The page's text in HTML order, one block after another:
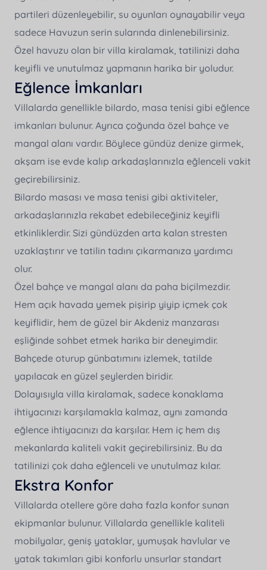
partileri düzenleyebilir, su oyunları oynayabilir veya
sadece Havuzun serin sularında dinlenebilirsiniz.
Özel havuzu olan bir villa kiralamak, tatilinizi daha
keyifli ve unutulmaz yapmanın harika bir yoludur.
Eğlence İmkanları
Villalarda genellikle bilardo, masa tenisi gibi eğlence
imkanları bulunur. Ayrıca çoğunda özel bahçe ve
mangal alanı vardır. Böylece gündüz denize girmek,
akşam ise evde kalıp arkadaşlarınızla eğlenceli vakit
geçirebilirsiniz.
Bilardo masası ve masa tenisi gibi aktiviteler,
arkadaşlarınızla rekabet edebileceğiniz keyifli
etkinliklerdir. Sizi gündüzden arta kalan stresten
uzaklaştırır ve tatilin tadını çıkarmanıza yardımcı
olur.
Özel bahçe ve mangal alanı da paha biçilmezdir.
Hem açık havada yemek pişirip yiyip içmek çok
keyiflidir, hem de güzel bir Akdeniz manzarası
eşliğinde sohbet etmek harika bir deneyimdir.
Bahçede oturup günbatımını izlemek, tatilde
yapılacak en güzel şeylerden biridir.
Dolayısıyla villa kiralamak, sadece konaklama
ihtiyacınızı karşılamakla kalmaz, aynı zamanda
eğlence ihtiyacınızı da karşılar. Hem iç hem dış
mekanlarda kaliteli vakit geçirebilirsiniz. Bu da
tatilinizi çok daha eğlenceli ve unutulmaz kılar.
Ekstra Konfor
Villalarda otellere göre daha fazla konfor sunan
ekipmanlar bulunur. Villalarda genellikle kaliteli
mobilyalar, geniş yataklar, yumuşak havlular ve
yatak takımları gibi konforlu unsurlar standart